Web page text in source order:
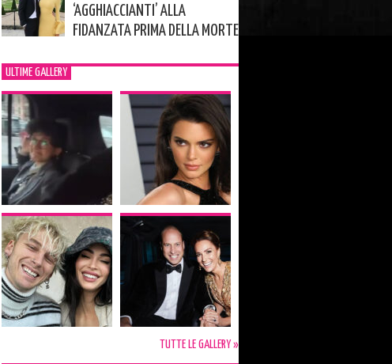
‘AGGHIACCIANTI’ ALLA
FIDANZATA PRIMA DELLA MORTE
ULTIME GALLERY
TUTTE LE GALLERY »